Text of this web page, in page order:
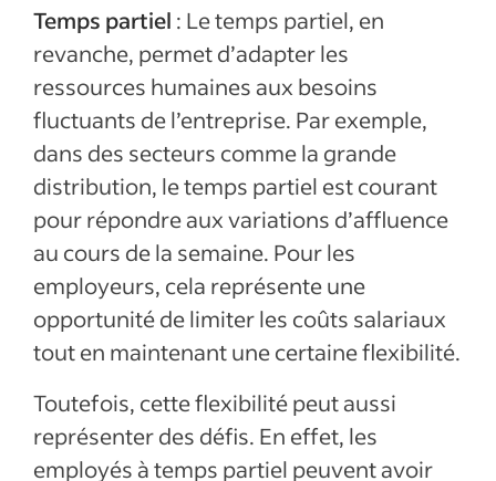
Temps partiel : Le temps partiel, en
revanche, permet d’adapter les
ressources humaines aux besoins
fluctuants de l’entreprise. Par exemple,
dans des secteurs comme la grande
distribution, le temps partiel est courant
pour répondre aux variations d’affluence
au cours de la semaine. Pour les
employeurs, cela représente une
opportunité de limiter les coûts salariaux
tout en maintenant une certaine flexibilité.
Toutefois, cette flexibilité peut aussi
représenter des défis. En effet, les
employés à temps partiel peuvent avoir